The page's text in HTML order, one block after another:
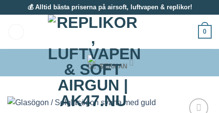
💰 Alltid bästa priserna på airsoft, luftvapen & replikor!
0
GERMAN